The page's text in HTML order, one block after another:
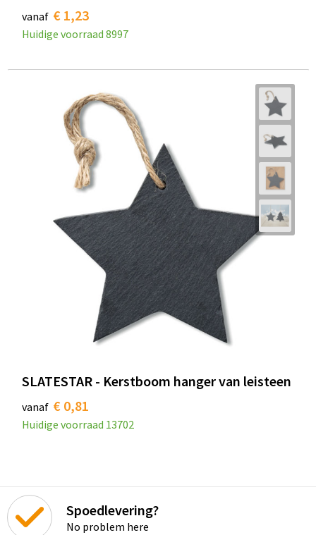
vanaf € 1,23
Huidige voorraad 8997
SLATESTAR - Kerstboom hanger van leisteen
vanaf € 0,81
Huidige voorraad 13702
Spoedlevering?
No problem here